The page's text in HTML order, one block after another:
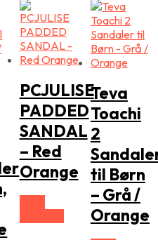
PCJULISE
PADDED
SANDAL
– Red
Orange
Teva
Toachi
2
til Børn
– Grå /
Orange